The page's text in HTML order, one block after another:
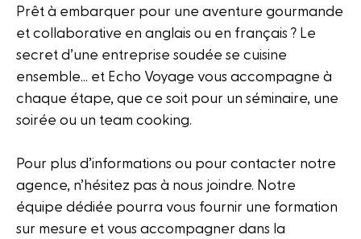
Prêt à embarquer pour une aventure gourmande
et collaborative en anglais ou en français ? Le
secret d’une entreprise soudée se cuisine
ensemble… et Echo Voyage vous accompagne à
chaque étape, que ce soit pour un séminaire, une
soirée ou un team cooking.
Pour plus d’informations ou pour contacter notre
agence, n’hésitez pas à nous joindre. Notre
équipe dédiée pourra vous fournir une formation
sur mesure et vous accompagner dans la